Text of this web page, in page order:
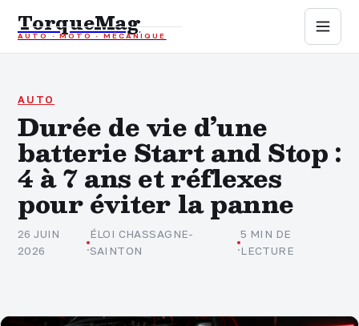
TorqueMag
AUTO · MOTO · MÉCANIQUE
Auto
Mécanique
Sports mécaniques
Assurance
AUTO
Durée de vie d’une
batterie Start and Stop :
4 à 7 ans et réflexes
pour éviter la panne
26 JUIN
2026
·
ÉLOI CHASSAGNE-
SAINTON
·
5 MIN DE
LECTURE